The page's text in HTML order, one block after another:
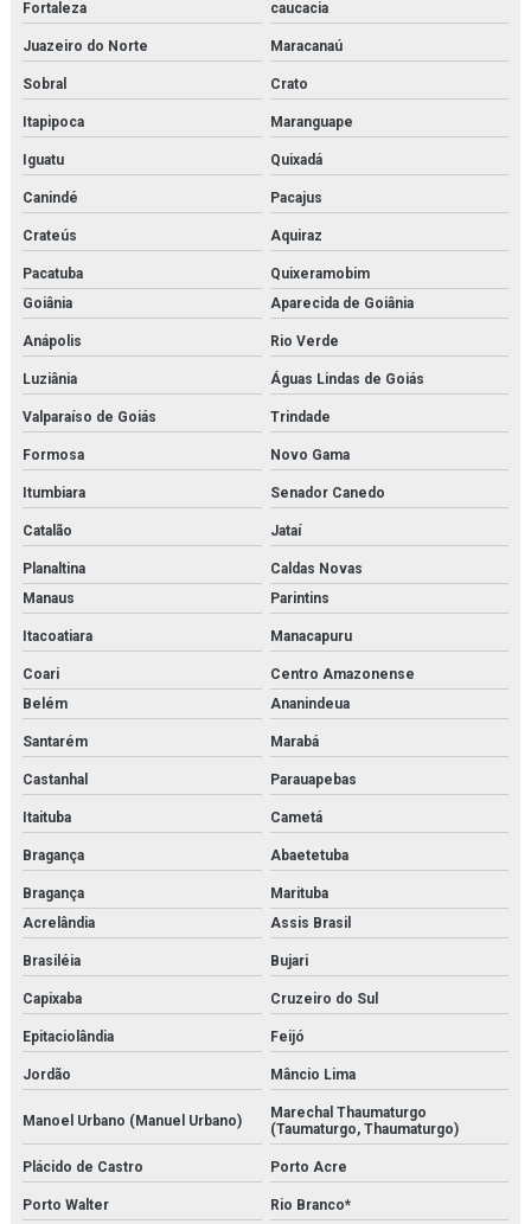
Revendedora de purificador para sistema de ar de respiração
Revendedora de sistema multi barreira para filtração de co2
Rk22610
Sa 1508
Sauer danfoss
Secador de ar comprimido por absorção
Secador de ar comprimido por adsorção
Secador de ar comprimido por adsorção orçamento
Secador de ar comprimido orçamento
Secador de ar comprimido por refrigeração
Secador de ar comprimido por refrigeração orçamento
Secador de ar parker
Secador parker
Separador de combustível
Separador de condensado
Serviço de inspeção e adequação à norma nr13
Serviço de inspeção de caldeiras
Serviço de inspeção de vasos de pressão
Serviço de instalação de caldeira
Serviço de instalação de trocadores de calor
Serviço de isolamento térmico
Serviço de limpeza química de trocador de calor
Serviço de manutenção e aferição em válvulas de segurança
Fortaleza
caucacia
Juazeiro do Norte Maracanaú
Sobral Crato
Itapipoca Maranguape
Iguatu Quixadá
Canindé Pacajus
Crateús Aquiraz
Pacatuba
Quixeramobim
Goiânia
Aparecida de Goiânia
Anápolis Rio Verde
Luziânia Águas Lindas de Goiás
Valparaíso de Goiás Trindade
Formosa Novo Gama
Itumbiara Senador Canedo
Catalão Jataí
Planaltina
Caldas Novas
Manaus
Parintins
Itacoatiara Manacapuru
Coari
Centro Amazonense
Belém
Ananindeua
Santarém Marabá
Castanhal Parauapebas
Itaituba Cametá
Bragança Abaetetuba
Bragança
Marituba
Acrelândia
Assis Brasil
Brasiléia Bujari
Capixaba Cruzeiro do Sul
Epitaciolândia Feijó
Jordão Mâncio Lima
Manoel Urbano (Manuel Urbano)
Marechal Thaumaturgo
(Taumaturgo, Thaumaturgo)
Plácido de Castro Porto Acre
Porto Walter Rio Branco*